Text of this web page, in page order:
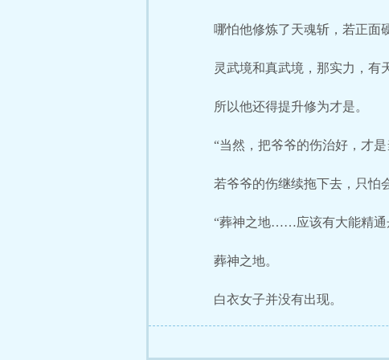
哪怕他修炼了天魂斩，若正面
灵武境和真武境，那实力，有
所以他还得提升修为才是。
“当然，把爷爷的伤治好，才是
若爷爷的伤继续拖下去，只怕
“葬神之地……应该有大能精通
葬神之地。
白衣女子并没有出现。